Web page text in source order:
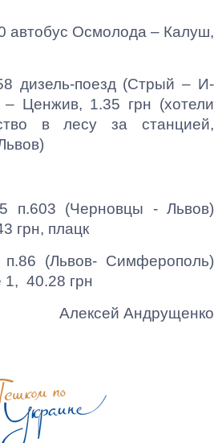
автобус Осмолода – Калуш,
дизель-поезд (Стрый – И-
– Ценжив, 1.35 грн (хотели
в лесу за станцией,
п.603 (Черновцы - Львов)
грн, плацк
(Львов- Симферополь)
1, 40.28 грн
Алексей Андрущенко